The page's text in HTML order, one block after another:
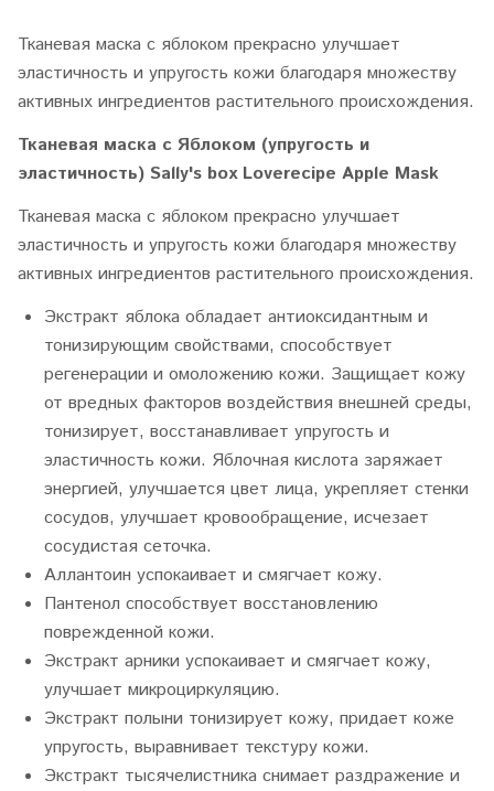
Тканевая маска с яблоком прекрасно улучшает
эластичность и упругость кожи благодаря множеству
активных ингредиентов растительного происхождения.
Тканевая маска с Яблоком (упругость и
эластичность) Sally's box Loverecipe Apple Mask
Тканевая маска с яблоком прекрасно улучшает
эластичность и упругость кожи благодаря множеству
активных ингредиентов растительного происхождения.
Экстракт яблока обладает антиоксидантным и
тонизирующим свойствами, способствует
регенерации и омоложению кожи. Защищает кожу
от вредных факторов воздействия внешней среды,
тонизирует, восстанавливает упругость и
эластичность кожи. Яблочная кислота заряжает
энергией, улучшается цвет лица, укрепляет стенки
сосудов, улучшает кровообращение, исчезает
сосудистая сеточка.
Аллантоин успокаивает и смягчает кожу.
Пантенол способствует восстановлению
поврежденной кожи.
Экстракт арники успокаивает и смягчает кожу,
улучшает микроциркуляцию.
Экстракт полыни тонизирует кожу, придает коже
упругость, выравнивает текстуру кожи.
Экстракт тысячелистника снимает раздражение и